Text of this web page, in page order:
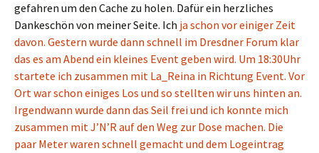
gefahren um den Cache zu holen. Dafür ein herzliches
Dankeschön von meiner Seite. Ich ja schon vor einiger Zeit
davon. Gestern wurde dann schnell im Dresdner Forum klar
das es am Abend ein kleines Event geben wird. Um 18:30Uhr
startete ich zusammen mit La_Reina in Richtung Event. Vor
Ort war schon einiges Los und so stellten wir uns hinten an.
Irgendwann wurde dann das Seil frei und ich konnte mich
zusammen mitJ’N’Rauf den Weg zur Dose machen. Die
paar Meter waren schnell gemacht und dem Logeintrag